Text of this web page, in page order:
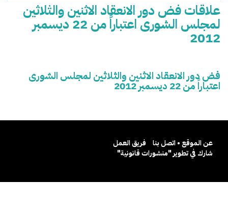
علاقات فض دور الانعقاد الاثنين والثلاثين
لمجلس الشورى اعتباراً من 22 ديسمبر
2012
فض دور الانعقاد الاثنين والثلاثين لمجلس الشورى
اعتباراً من 22 ديسمبر 2012
عن الموقع • اتصل بنا
فريق العمل
شارك في تطوير "منشورات قانونية"